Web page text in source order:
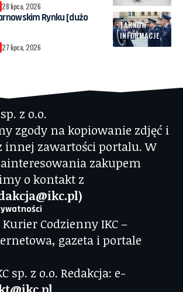
28 lipca, 2026
TARNÓW
INFORMACJE
Rynku [dużo
27 lipca, 2026
z o.o.
zgody na kopiowanie zdjęć i
innej zawartości portalu. W
zakupem
o kontakt z
Codzienny IKC –
gazeta i portale
sp. z o.o. Redakcja: e-